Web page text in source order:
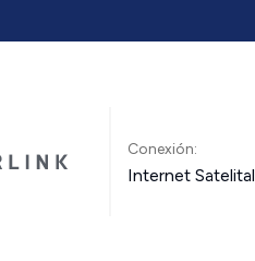
Conexión:
Internet Satelital